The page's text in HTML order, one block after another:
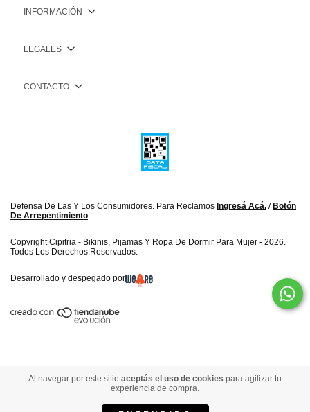
Al navegar por este sitio aceptás el uso de cookies para agilizar tu
experiencia de compra.
INFORMACIÓN
LEGALES
CONTACTO
Defensa De Las Y Los Consumidores. Para Reclamos Ingresá Acá. / Botón
De Arrepentimiento
Copyright Cipitria - Bikinis, Pijamas Y Ropa De Dormir Para Mujer - 2026.
Todos Los Derechos Reservados.
Desarrollado y despegado por